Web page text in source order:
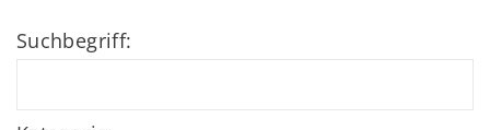
Suchbegriff: